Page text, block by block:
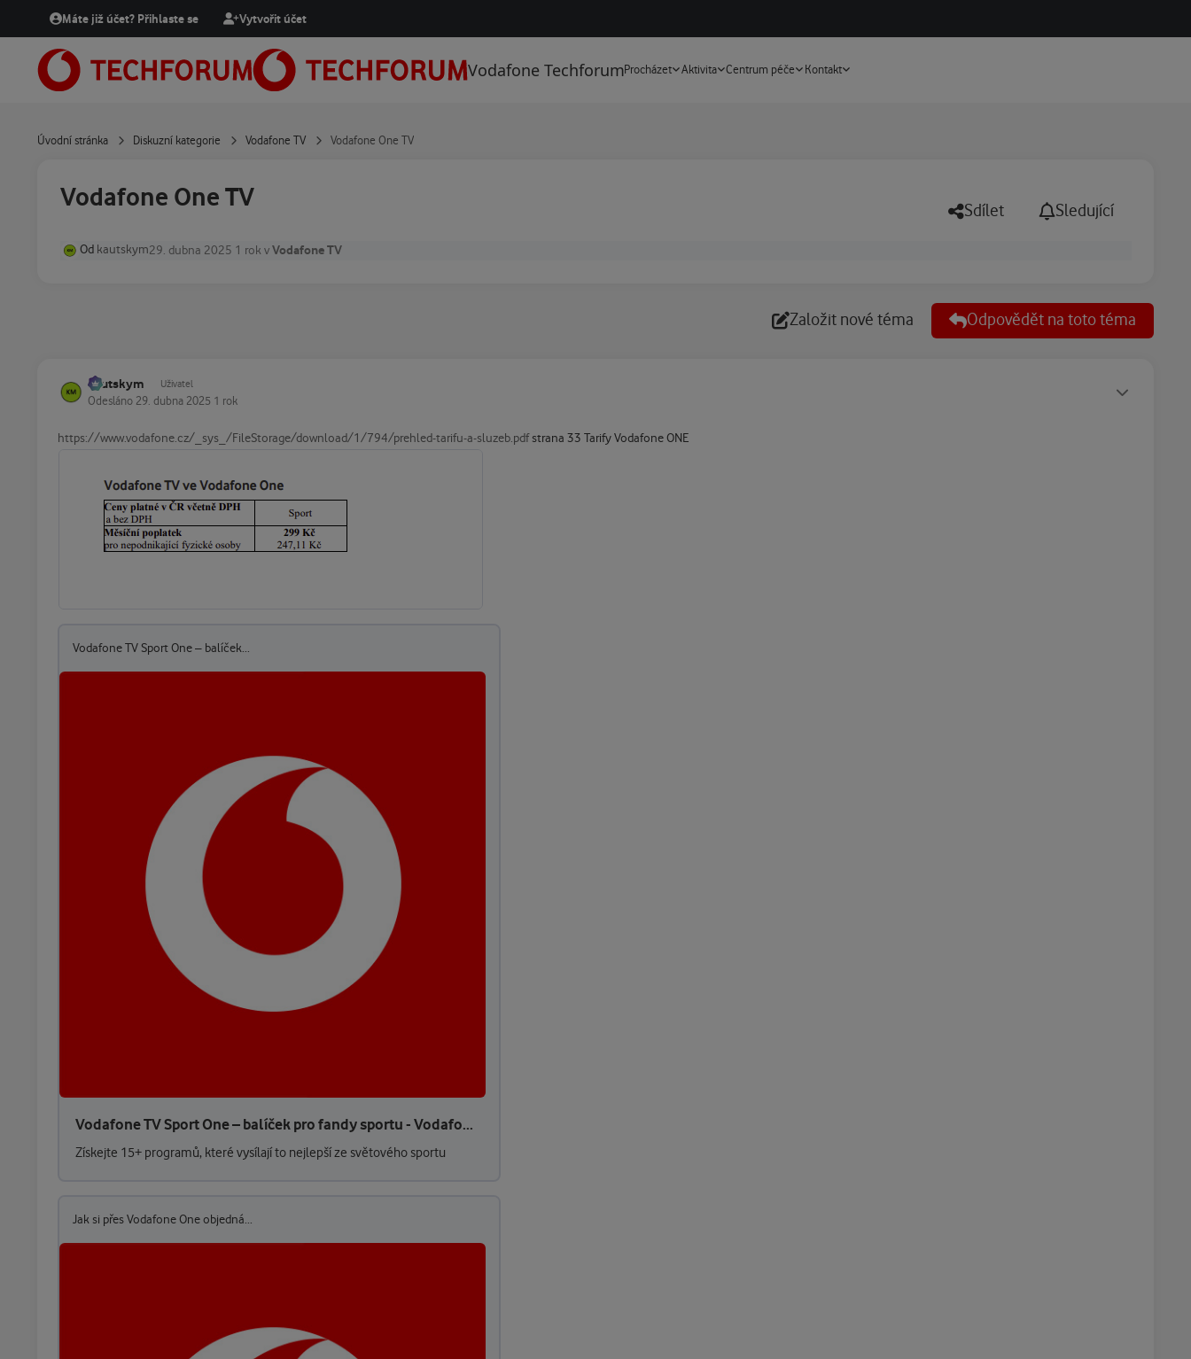
Přejít na obsah
Máte již účet? Přihlaste se Vytvořit účet
Vodafone TechforumProcházet Aktivita Centrum péče Kontakt
Úvodní stránka Diskuzní kategorie Vodafone TV Vodafone One TV
Vodafone One TV Sdílet Sledující
Od kautskym29. dubna 2025 1 rokvVodafone TV
Založit nové téma Odpovědět na toto téma
kautskym Uživatel
Odesláno 29. dubna 2025 1 rok
https://www.vodafone.cz/_sys_/FileStorage/download/1/794/prehled-tarifu-a-sluzeb.pdfstrana 33 Tarify Vodafone ONE
Vodafone TV Sport One – balíček...
Vodafone TV Sport One – balíček pro fandy sportu - Vodafo...
Získejte 15+ programů, které vysílají to nejlepší ze světového sportu
Jak si přes Vodafone One objedná...